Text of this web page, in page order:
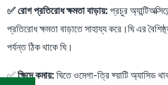
✅ রোগ প্রতিরোধ ক্ষমতা বাড়ায়: প্রচুর
প্রতিরোধ ক্ষমতা বাড়াতে সাহায্য করে।ঘি এর
পর্যন্ত ঠিক থাকে ঘি।
✅ক্ষিদে কমায়: ঘিতে ওমেগা-ত্রি ফ্য়াটি অ্যাসিড